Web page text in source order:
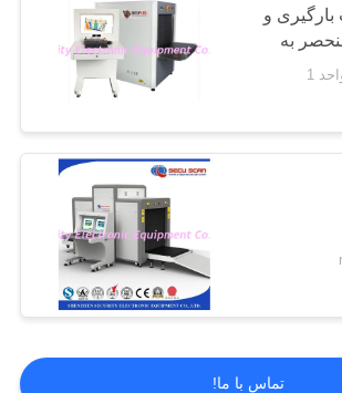
بارگیری و
به
تماس با ما!